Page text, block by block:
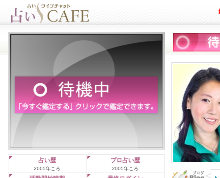
占い歴
2005年ころ
プロ占い歴
2005年ころ